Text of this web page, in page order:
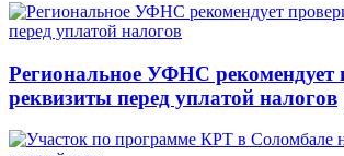
Региональное УФНС рекомендует
реквизиты перед уплатой налогов